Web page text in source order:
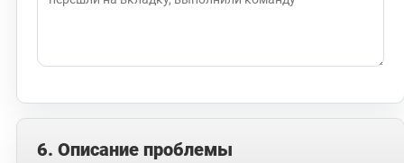
6. Описание проблемы